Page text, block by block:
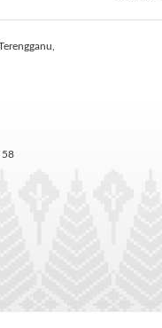
58